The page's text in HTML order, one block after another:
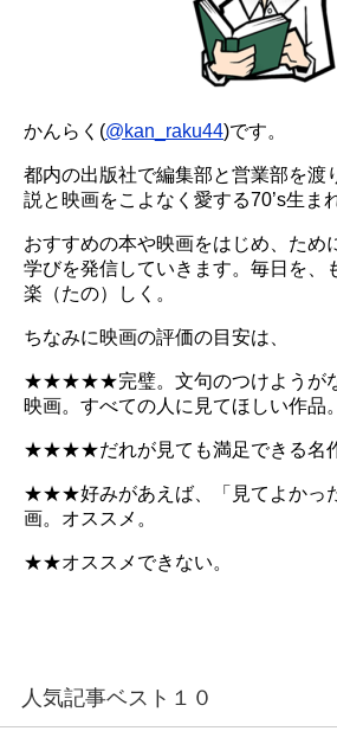
かんらく(@kan_raku44)です。
都内の出版社で編集部と営業部を渡
説と映画をこよなく愛する70’s生ま
おすすめの本や映画をはじめ、ため
学びを発信していきます。毎日を、
楽（たの）しく。
ちなみに映画の評価の目安は、
★★★★★完璧。文句のつけようが
映画。すべての人に見てほしい作品。
★★★★だれが見ても満足できる名作
★★★好みがあえば、「見てよかっ
画。オススメ。
★★オススメできない。
人気記事ベスト１０